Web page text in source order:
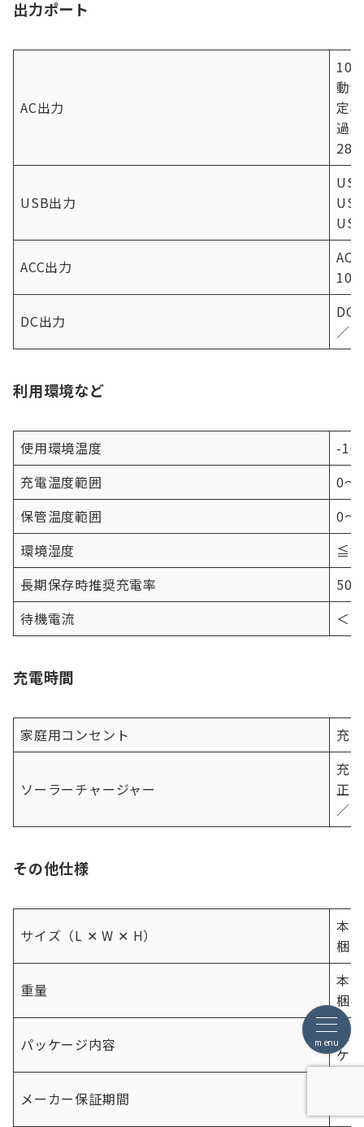
出力ポート
AC出力
動
定
過
USB出力
ACC出力
DC出力
DC
／
利用環境など
使用環境温度
-10
充電温度範囲
0〜
保管温度範囲
0〜
環境湿度
長期保存時推奨充電率
50
待機電流
＜
充電時間
家庭用コンセント 充
ソーラーチャージャー
充
正
／
その他仕様
サイズ（L ✕ W ✕ H）
本
梱
重量
本
梱
パッケージ内容
製
ケ
メーカー保証期間
menu